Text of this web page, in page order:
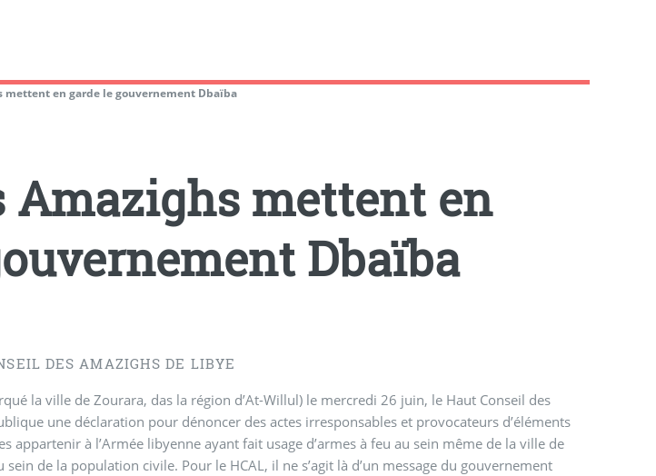
mettent en garde le gouvernement Dbaïba
Amazighs mettent en
Dbaïba
DES AMAZIGHS DE LIBYE
la ville de Zourara, das la région d’At-Willul) le mercredi 26 juin, le Haut Conseil des
une déclaration pour dénoncer des actes irresponsables et provocateurs d’éléments
appartenir à l’Armée libyenne ayant fait usage d’armes à feu au sein même de la ville de
de la population civile. Pour le HCAL, il ne s’agit là d’un message du gouvernement